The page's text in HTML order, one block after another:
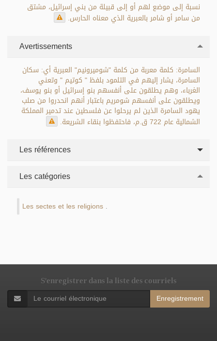
نسبة إلى موضع لهم أو إلى قبيلة من بني إسرائيل، مشتق
من سامر أو شامر بالعبرية الذي معناه الحارس.
Avertissements
السامرة: كلمة معربة من كلمة "شوميرونيم" العبرية أي: سكان
السامرة، يشار إليهم في التلمود بلفظ " كوتيم " وتعني
الغرباء، وهم يطلقون على أنفسهم بنو إسرائيل أو بنو يوسف،
ويطلقون على أنفسهم شومريم باعتبار أنهم انحدروا من صلب
يهود السامرة الذين لم يرحلوا عن فلسطين عند تدمير المملكة
الشمالية عام 722 ق.م، فاحتفظوا بنقاء الشريعة.
Les références
Les catégories
Les sectes et les religions
S'enregistrer dans la liste des courriels
Enregistrement